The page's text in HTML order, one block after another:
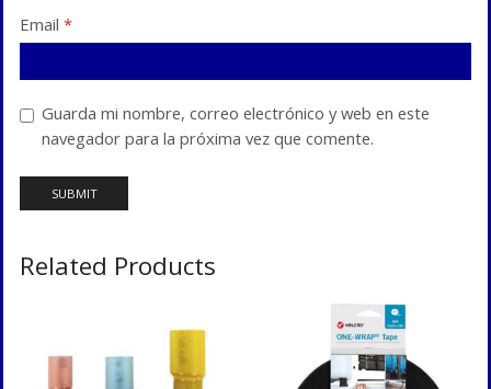
Email *
Guarda mi nombre, correo electrónico y web en este
navegador para la próxima vez que comente.
Related Products